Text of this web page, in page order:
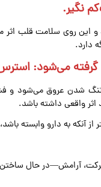
نگیر.
این روی سلامت قلب اثر
دارد.
گرفته می‌شود:
عروق می‌شود و
واقعی داشته باشد.
آنکه به دارو وابسته
آرامش—در حال